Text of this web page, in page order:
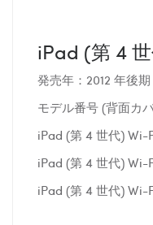
iPad (第 4
発売年：2012 年後期
モデル番号 (背面カ
iPad (第 4 世代) Wi-
iPad (第 4 世代) Wi-
iPad (第 4 世代) Wi-